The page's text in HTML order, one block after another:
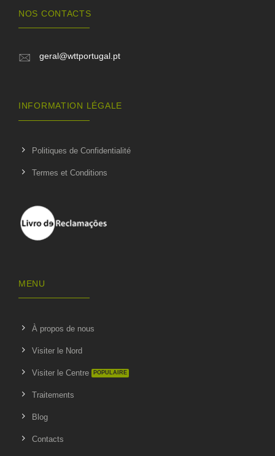
NOS CONTACTS
geral@wttportugal.pt
INFORMATION LÉGALE
Politiques de Confidentialité
Termes et Conditions
MENU
À propos de nous
Visiter le Nord
Visiter le Centre
Traitements
Blog
Contacts